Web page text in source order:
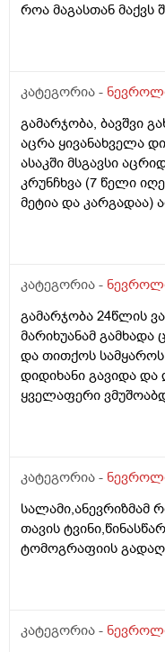
როა მაგასთან მაქვს
გადამივლის? სხვა
დასვენება კი
მიჭერს და
მხარეს მტკივა თქვენ
კატეგორია -
გამარჯობა, ბავშვი
აცრა ყივანახველა
ასაკში მსგავსი
კრუნჩხვა (7 წელი
მეტია და კარგადაა)
არაა პრობლემაო
კატეგორია -
გამარჯობა 24წლის
მარიხუანამ
და თითქოს
დიდიხანი გავიდა
ყველაფერი
თითქოს სამყაროს
ყველაფერი თითქოს
სამყაროს აღქმა
ან ხოარ
კატეგორია -
სალამი,ანევრიზმამ
თავის
ტომოგრაფიის
კატეგორია -